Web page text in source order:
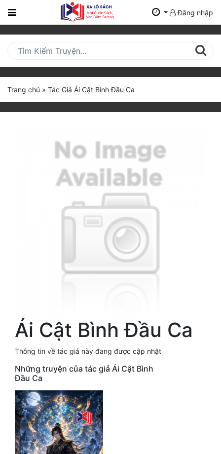
Trang
Mới
Cập
Nhật
(current)
Truyện ngắn
Xa Lộ Dịch
Cung Đấu
Cạnh Kỹ
Cổ Tiên Hiệp
Cổ Đại
Đăng nhập
Trang chủ » Tác Giả Ái Cật Bình Đầu Ca
Ái Cật Bình Đầu Ca
Thông tin về tác giả này đang được cập nhật
Những truyện của tác giả Ái Cật Bình
Đầu Ca